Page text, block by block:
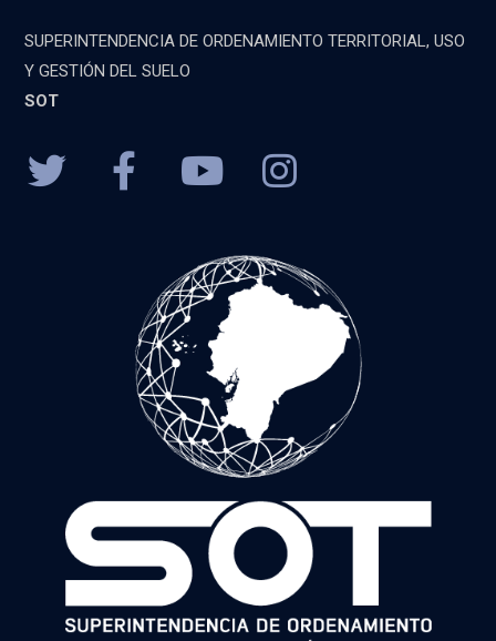
SUPERINTENDENCIA DE ORDENAMIENTO TERRITORIAL, USO
Y GESTIÓN DEL SUELO
SOT